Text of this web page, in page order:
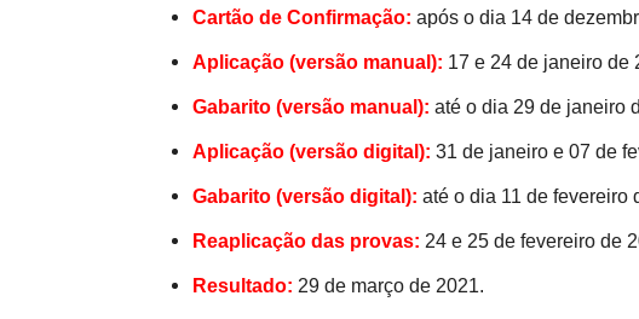
Cartão de Confirmação: após o dia 14 de
Aplicação (versão manual): 17 e 24 de janeiro de
Gabarito (versão manual): até o dia 29 de janeiro
Aplicação (versão digital): 31 de janeiro e 07 de
Gabarito (versão digital): até o dia 11 de fevereiro
Reaplicação das provas: 24 e 25 de fevereiro de
Resultado: 29 de março de 2021.